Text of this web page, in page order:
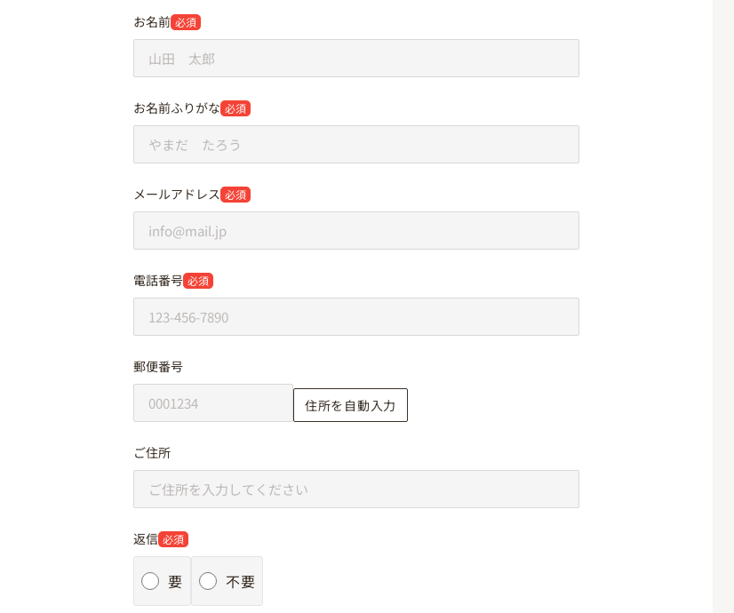
お名前 必須
お名前ふりがな 必須
メールアドレス 必須
電話番号 必須
郵便番号
住所を自動入力
ご住所
返信 必須
要 不要